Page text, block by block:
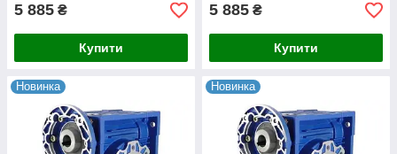
5 885 ₴
Купити
5 885 ₴
Купити
Новинка Новинка